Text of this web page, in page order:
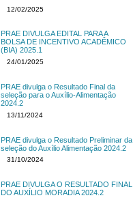
12/02/2025
PRAE DIVULGA EDITAL PARA A
BOLSA DE INCENTIVO ACADÊMICO
(BIA) 2025.1
24/01/2025
PRAE divulga o Resultado Final da
seleção para o Auxílio-Alimentação
2024.2
13/11/2024
PRAE divulga o Resultado Preliminar da
seleção do Auxílio Alimentação 2024.2
31/10/2024
PRAE DIVULGA O RESULTADO FINAL
DO AUXÍLIO MORADIA 2024.2